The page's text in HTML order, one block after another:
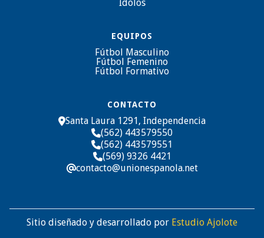
Ídolos
EQUIPOS
Fútbol Masculino
Fútbol Femenino
Fútbol Formativo
CONTACTO
Santa Laura 1291, Independencia
(562) 443579550
(562) 443579551
(569) 9326 4421
@contacto@unionespanola.net
Sitio diseñado y desarrollado por Estudio Ajolote